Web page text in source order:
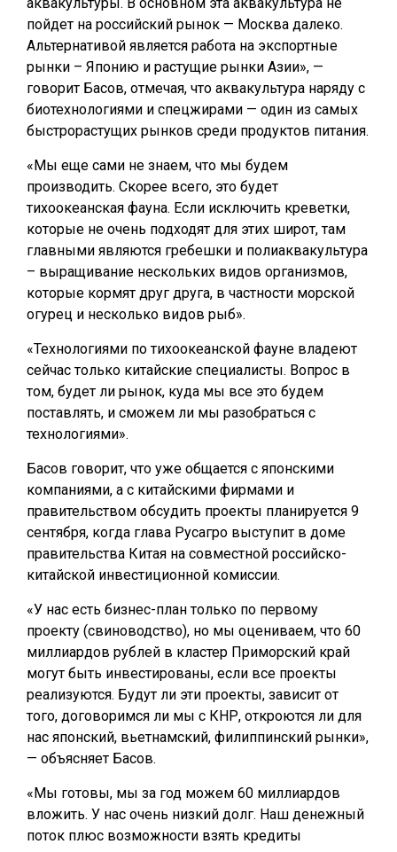
пойдет на российский рынок — Москва далеко.
Альтернативой является работа на экспортные
рынки – Японию и растущие рынки Азии», —
говорит Басов, отмечая, что аквакультура наряду с
биотехнологиями и спецжирами — один из самых
быстрорастущих рынков среди продуктов питания.
«Мы еще сами не знаем, что мы будем
производить. Скорее всего, это будет
тихоокеанская фауна. Если исключить креветки,
которые не очень подходят для этих широт, там
главными являются гребешки и полиаквакультура
– выращивание нескольких видов организмов,
которые кормят друг друга, в частности морской
огурец и несколько видов рыб».
«Технологиями по тихоокеанской фауне владеют
сейчас только китайские специалисты. Вопрос в
том, будет ли рынок, куда мы все это будем
поставлять, и сможем ли мы разобраться с
технологиями».
Басов говорит, что уже общается с японскими
компаниями, а с китайскими фирмами и
правительством обсудить проекты планируется 9
сентября, когда глава Русагро выступит в доме
правительства Китая на совместной российско-
китайской инвестиционной комиссии.
«У нас есть бизнес-план только по первому
проекту (свиноводство), но мы оцениваем, что 60
миллиардов рублей в кластер Приморский край
могут быть инвестированы, если все проекты
реализуются. Будут ли эти проекты, зависит от
того, договоримся ли мы с КНР, откроются ли для
нас японский, вьетнамский, филиппинский рынки»,
— объясняет Басов.
«Мы готовы, мы за год можем 60 миллиардов
вложить. У нас очень низкий долг. Наш денежный
поток плюс возможности взять кредиты